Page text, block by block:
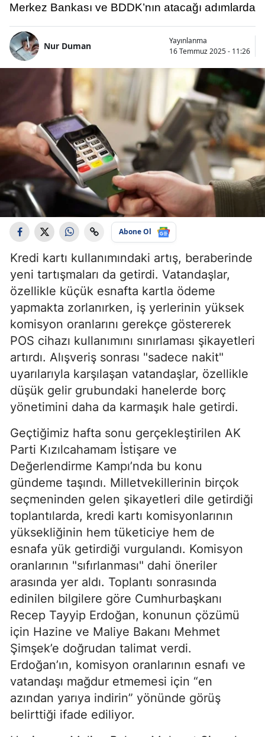
Merkez Bankası ve BDDK’nın atacağı adımlarda
Nur Duman
Yayınlanma
16 Temmuz 2025 - 11:26
Abone Ol
Kredi kartı kullanımındaki artış, beraberinde
yeni tartışmaları da getirdi. Vatandaşlar,
özellikle küçük esnafta kartla ödeme
yapmakta zorlanırken, iş yerlerinin yüksek
komisyon oranlarını gerekçe göstererek
POS cihazı kullanımını sınırlaması şikayetleri
artırdı. Alışveriş sonrası "sadece nakit"
uyarılarıyla karşılaşan vatandaşlar, özellikle
düşük gelir grubundaki hanelerde borç
yönetimini daha da karmaşık hale getirdi.
Geçtiğimiz hafta sonu gerçekleştirilen AK
Parti Kızılcahamam İstişare ve
Değerlendirme Kampı’nda bu konu
gündeme taşındı. Milletvekillerinin birçok
seçmeninden gelen şikayetleri dile getirdiği
toplantılarda, kredi kartı komisyonlarının
yüksekliğinin hem tüketiciye hem de
esnafa yük getirdiği vurgulandı. Komisyon
oranlarının "sıfırlanması" dahi öneriler
arasında yer aldı. Toplantı sonrasında
edinilen bilgilere göre Cumhurbaşkanı
Recep Tayyip Erdoğan, konunun çözümü
için Hazine ve Maliye Bakanı Mehmet
Şimşek’e doğrudan talimat verdi.
Erdoğan’ın, komisyon oranlarının esnafı ve
vatandaşı mağdur etmemesi için “en
azından yarıya indirin” yönünde görüş
belirttiği ifade ediliyor.